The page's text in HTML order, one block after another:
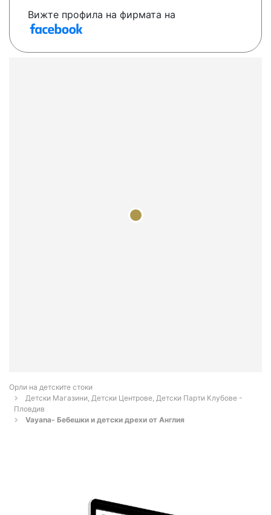
Вижте профила на фирмата на
Орли на детските стоки
Детски Магазини, Детски Центрове, Детски Парти Клубове -
Пловдив
Vayana- Бебешки и детски дрехи от Англия